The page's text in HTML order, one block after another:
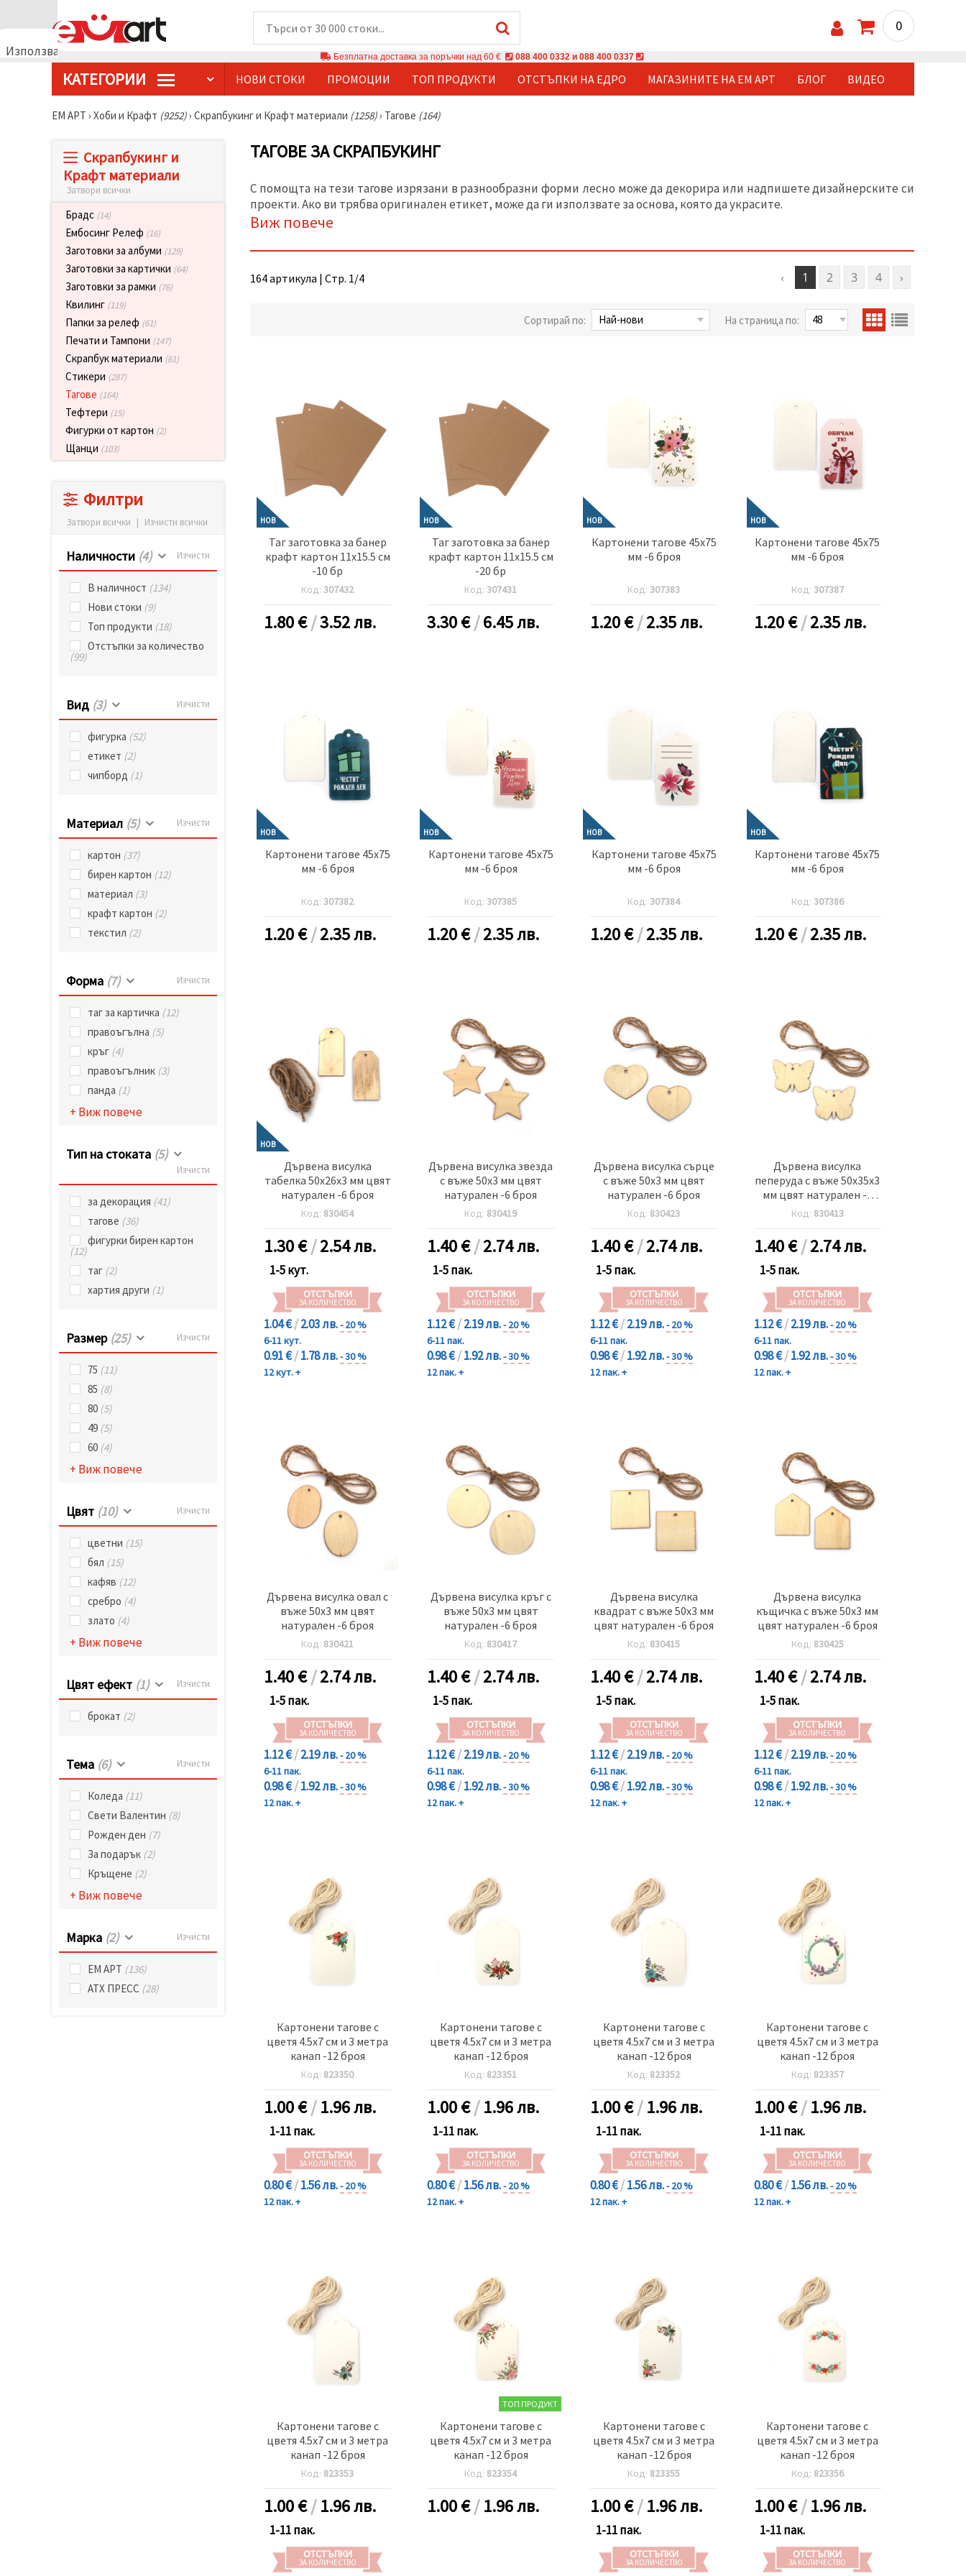
Използваме
бисквитки
Използваме
бисквитките
0
Безплатна доставка за поръчки над 60 € 088 400 0332 и 088 400 0337
КАТЕГОРИИ НОВИ СТОКИ ПРОМОЦИИ ТОП ПРОДУКТИ ОТСТЪПКИ НА ЕДРО МАГАЗИНИТЕ НА ЕМ АРТ БЛОГ ВИДЕО
ЕМ АРТ › Хоби и Крафт (9252)› Скрапбукинг и Крафт материали (1258)› Тагове (164)
Скрапбукинг и
Крафт материали
Затвори всички
Брадс (14)
Ембосинг Релеф (16)
Заготовки за албуми (129)
Заготовки за картички (64)
Заготовки за рамки (76)
Квилинг (119)
Папки за релеф (61)
Печати и Тампони (147)
Скрапбук материали (61)
Стикери (287)
Тагове (164)
Тефтери (15)
Фигурки от картон (2)
Щанци (103)
Филтри
Затвори всички | Изчисти всички
Наличности (4) Изчисти
В наличност (134)
Нови стоки (9)
Топ продукти (18)
Отстъпки за количество
(99)
Вид (3) Изчисти
фигурка (52)
етикет (2)
чипборд (1)
Материал (5) Изчисти
картон (37)
бирен картон (12)
материал (3)
крафт картон (2)
текстил (2)
Форма (7) Изчисти
таг за картичка (12)
правоъгълна (5)
кръг (4)
правоъгълник (3)
панда (1)
+ Виж повече
Тип на стоката (5)
Изчисти
за декорация (41)
тагове (36)
фигурки бирен картон
(12)
таг (2)
хартия други (1)
Размер (25) Изчисти
75 (11)
85 (8)
80 (5)
49 (5)
60 (4)
+ Виж повече
Цвят (10) Изчисти
цветни (15)
бял (15)
кафяв (12)
сребро (4)
злато (4)
+ Виж повече
Цвят ефект (1) Изчисти
брокат (2)
Тема (6) Изчисти
Коледа (11)
Свети Валентин (8)
Рожден ден (7)
За подарък (2)
Кръщене (2)
+ Виж повече
Марка (2) Изчисти
ЕМ АРТ (136)
АТХ ПРЕСС (28)
ТАГОВЕ ЗА СКРАПБУКИНГ
С помощта на тези тагове изрязани в разнообразни форми лесно може да декорира или надпишете дизайнерските си
проекти. Ако ви трябва оригинален етикет, може да ги използвате за основа, която да украсите.
Виж повече
‹ 1 2 3 4 ›
164 артикула | Стр. 1/4
Сортирай по: На страница по:
НОВ
Таг заготовка за банер
крафт картон 11x15.5 см
-10 бр
Код: 307432
1.80€/3.52 лв.
НОВ
Таг заготовка за банер
крафт картон 11x15.5 см
-20 бр
Код:307431
3.30€/6.45 лв.
НОВ
Картонени тагове 45x75
мм -6 броя
Код:307383
1.20€/2.35 лв.
НОВ
Картонени тагове 45x75
мм -6 броя
Код: 307387
1.20€/2.35 лв.
НОВ
Картонени тагове 45x75
мм -6 броя
Код: 307382
1.20€/2.35 лв.
НОВ
Картонени тагове 45x75
мм -6 броя
Код:307385
1.20€/2.35 лв.
НОВ
Картонени тагове 45x75
мм -6 броя
Код:307384
1.20€/2.35 лв.
НОВ
Картонени тагове 45x75
мм -6 броя
Код: 307386
1.20€/2.35 лв.
НОВ
Дървена висулка
табелка 50x26x3 мм цвят
натурален -6 броя
Код: 830454
1.30€/2.54 лв.
1-5 кут.
ОТСТЪПКИ
ЗА КОЛИЧЕСТВО
1.04 €/2.03 лв.- 20 %
6-11 кут.
0.91 €/1.78 лв.- 30 %
12 кут. +
Дървена висулка звезда
с въже 50x3 мм цвят
натурален -6 броя
Код: 830419
1.40€/2.74 лв.
1-5 пак.
ОТСТЪПКИ
ЗА КОЛИЧЕСТВО
1.12 €/2.19 лв.- 20 %
6-11 пак.
0.98 €/1.92 лв.- 30 %
12 пак. +
Дървена висулка сърце
с въже 50x3 мм цвят
натурален -6 броя
Код: 830423
1.40€/2.74 лв.
1-5 пак.
ОТСТЪПКИ
ЗА КОЛИЧЕСТВО
1.12 €/2.19 лв.- 20 %
6-11 пак.
0.98 €/1.92 лв.- 30 %
12 пак. +
Дървена висулка
пеперуда с въже 50x35x3
мм цвят натурален -6
броя
Код: 830413
1.40€/2.74 лв.
1-5 пак.
ОТСТЪПКИ
ЗА КОЛИЧЕСТВО
1.12 €/2.19 лв.- 20 %
6-11 пак.
0.98 €/1.92 лв.- 30 %
12 пак. +
Дървена висулка овал с
въже 50x3 мм цвят
натурален -6 броя
Код: 830421
1.40€/2.74 лв.
1-5 пак.
ОТСТЪПКИ
ЗА КОЛИЧЕСТВО
1.12 €/2.19 лв.- 20 %
6-11 пак.
0.98 €/1.92 лв.- 30 %
12 пак. +
Дървена висулка кръг с
въже 50x3 мм цвят
натурален -6 броя
Код: 830417
1.40€/2.74 лв.
1-5 пак.
ОТСТЪПКИ
ЗА КОЛИЧЕСТВО
1.12 €/2.19 лв.- 20 %
6-11 пак.
0.98 €/1.92 лв.- 30 %
12 пак. +
Дървена висулка
квадрат с въже 50x3 мм
цвят натурален -6 броя
Код: 830415
1.40€/2.74 лв.
1-5 пак.
ОТСТЪПКИ
ЗА КОЛИЧЕСТВО
1.12 €/2.19 лв.- 20 %
6-11 пак.
0.98 €/1.92 лв.- 30 %
12 пак. +
Дървена висулка
къщичка с въже 50x3 мм
цвят натурален -6 броя
Код: 830425
1.40€/2.74 лв.
1-5 пак.
ОТСТЪПКИ
ЗА КОЛИЧЕСТВО
1.12 €/2.19 лв.- 20 %
6-11 пак.
0.98 €/1.92 лв.- 30 %
12 пак. +
Картонени тагове с
цветя 4.5x7 см и 3 метра
канап -12 броя
Код: 823350
1.00€/1.96 лв.
1-11 пак.
ОТСТЪПКИ
ЗА КОЛИЧЕСТВО
0.80 €/1.56 лв.- 20 %
12 пак. +
Картонени тагове с
цветя 4.5x7 см и 3 метра
канап -12 броя
Код: 823351
1.00€/1.96 лв.
1-11 пак.
ОТСТЪПКИ
ЗА КОЛИЧЕСТВО
0.80 €/1.56 лв.- 20 %
12 пак. +
Картонени тагове с
цветя 4.5x7 см и 3 метра
канап -12 броя
Код: 823352
1.00€/1.96 лв.
1-11 пак.
ОТСТЪПКИ
ЗА КОЛИЧЕСТВО
0.80 €/1.56 лв.- 20 %
12 пак. +
Картонени тагове с
цветя 4.5x7 см и 3 метра
канап -12 броя
Код: 823357
1.00€/1.96 лв.
1-11 пак.
ОТСТЪПКИ
ЗА КОЛИЧЕСТВО
0.80 €/1.56 лв.- 20 %
12 пак. +
Картонени тагове с
цветя 4.5x7 см и 3 метра
канап -12 броя
Код: 823353
1.00€/1.96 лв.
1-11 пак.
ОТСТЪПКИ
ЗА КОЛИЧЕСТВО
ТОП ПРОДУКТ
Картонени тагове с
цветя 4.5x7 см и 3 метра
канап -12 броя
Код: 823354
1.00€/1.96 лв.
Картонени тагове с
цветя 4.5x7 см и 3 метра
канап -12 броя
Код: 823355
1.00€/1.96 лв.
1-11 пак.
ОТСТЪПКИ
ЗА КОЛИЧЕСТВО
Картонени тагове с
цветя 4.5x7 см и 3 метра
канап -12 броя
Код: 823356
1.00€/1.96 лв.
1-11 пак.
ОТСТЪПКИ
ЗА КОЛИЧЕСТВО